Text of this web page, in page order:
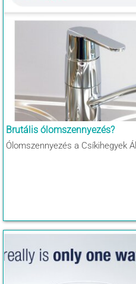
Brutális ólomszennyezés?
Ólomszennyezés a Csíkihegyek